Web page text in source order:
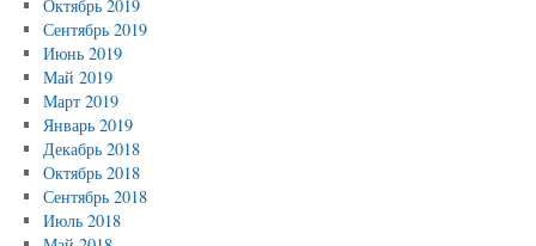
Октябрь 2019
Сентябрь 2019
Июнь 2019
Май 2019
Март 2019
Январь 2019
Декабрь 2018
Октябрь 2018
Сентябрь 2018
Июль 2018